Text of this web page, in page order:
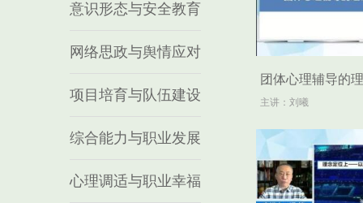
意识形态与安全教育
网络思政与舆情应对
项目培育与队伍建设
综合能力与职业发展
心理调适与职业幸福
团体心理辅导的
主讲：刘曦